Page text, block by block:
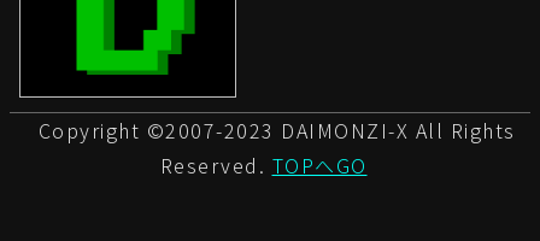
Copyright ©2007-2023 DAIMONZI-X All Rights
Reserved. TOPへGO